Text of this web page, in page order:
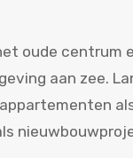
oude centrum
aan zee.